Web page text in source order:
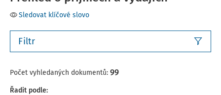
Sledovat klíčové slovo
Filtr
Počet vyhledaných dokumentů: 99
Řadit podle: